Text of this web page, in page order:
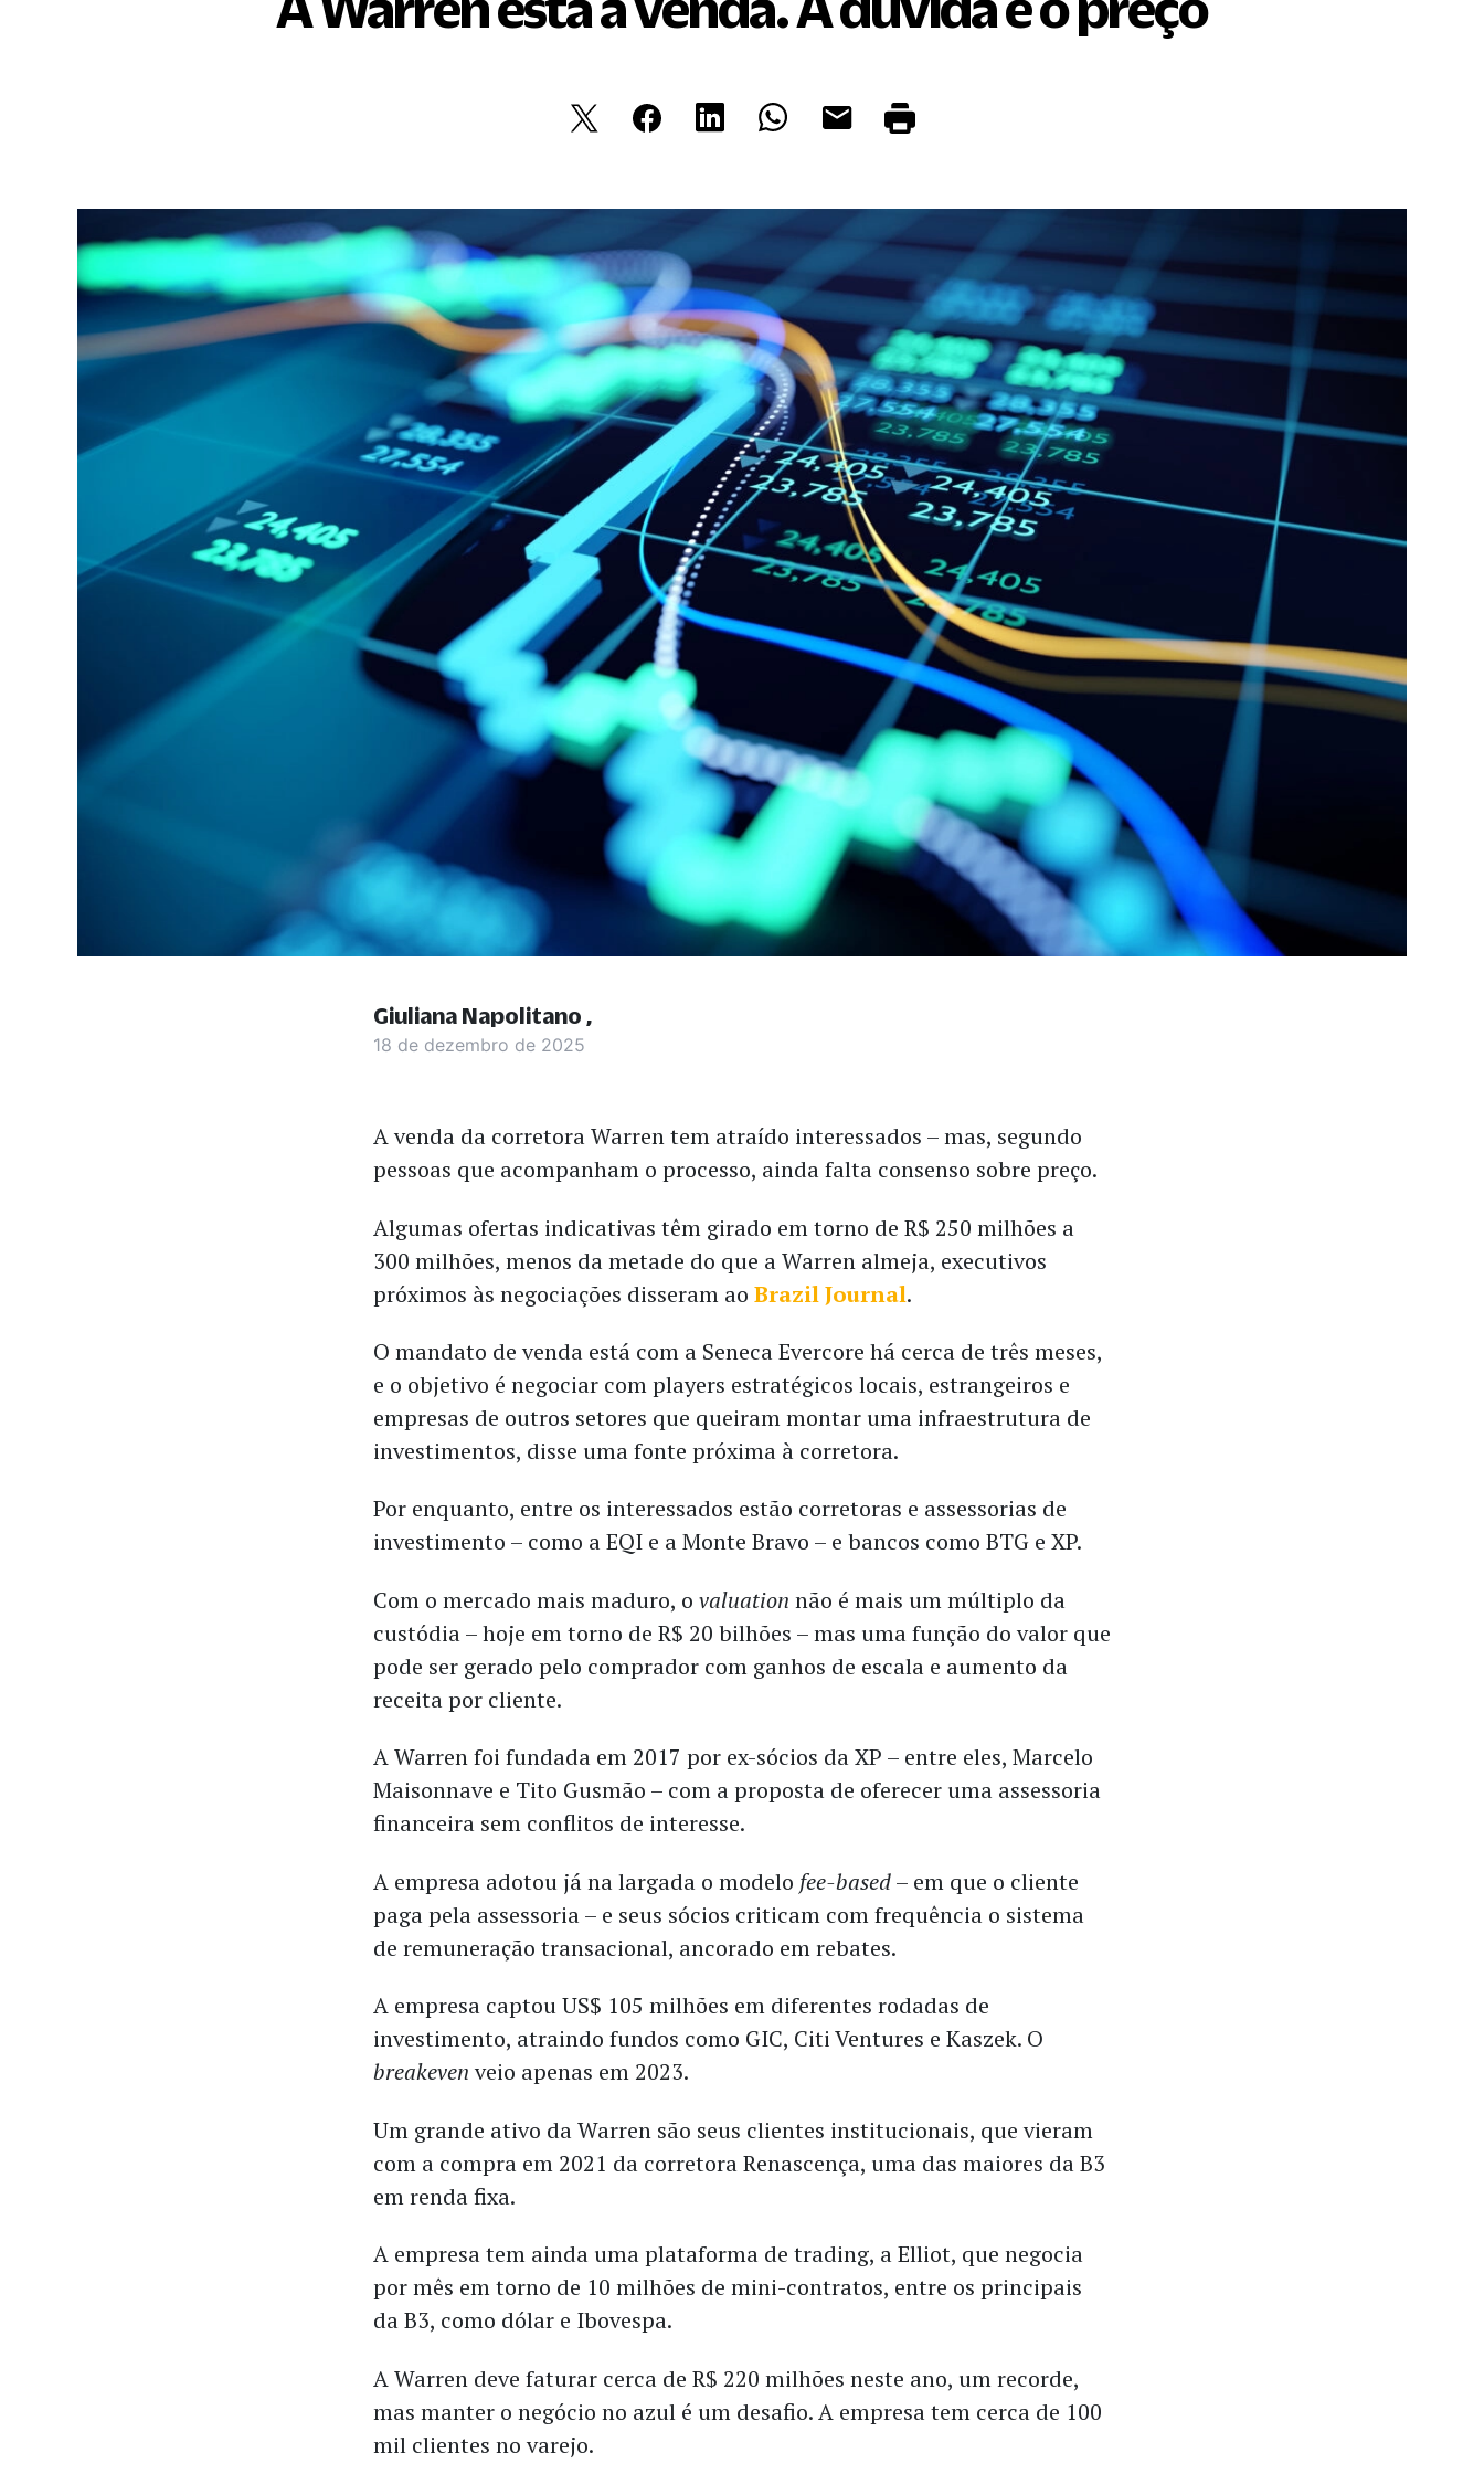
18 de dezembro de 2025
A venda da corretora Warren tem atraído interessados – mas, segundo
pessoas que acompanham o processo, ainda falta consenso sobre preço.
Algumas ofertas indicativas têm girado em torno de R$ 250 milhões a
300 milhões, menos da metade do que a Warren almeja, executivos
próximos às negociações disseram ao Brazil Journal.
O mandato de venda está com a Seneca Evercore há cerca de três meses,
e o objetivo é negociar com players estratégicos locais, estrangeiros e
empresas de outros setores que queiram montar uma infraestrutura de
investimentos, disse uma fonte próxima à corretora.
Por enquanto, entre os interessados estão corretoras e assessorias de
investimento – como a EQI e a Monte Bravo – e bancos como BTG e XP.
Com o mercado mais maduro, o valuation não é mais um múltiplo da
custódia – hoje em torno de R$ 20 bilhões – mas uma função do valor que
pode ser gerado pelo comprador com ganhos de escala e aumento da
receita por cliente.
A Warren foi fundada em 2017 por ex-sócios da XP – entre eles, Marcelo
Maisonnave e Tito Gusmão – com a proposta de oferecer uma assessoria
financeira sem conflitos de interesse.
A empresa adotou já na largada o modelo fee-based– em que o cliente
paga pela assessoria – e seus sócios criticam com frequência o sistema
de remuneração transacional, ancorado em rebates.
A empresa captou US$ 105 milhões em diferentes rodadas de
investimento, atraindo fundos como GIC, Citi Ventures e Kaszek. O
breakevenveio apenas em 2023.
Um grande ativo da Warren são seus clientes institucionais, que vieram
com a compra em 2021 da corretora Renascença, uma das maiores da B3
em renda fixa.
A empresa tem ainda uma plataforma de trading, a Elliot, que negocia
por mês em torno de 10 milhões de mini-contratos, entre os principais
da B3, como dólar e Ibovespa.
A Warren deve faturar cerca de R$ 220 milhões neste ano, um recorde,
mas manter o negócio no azul é um desafio. A empresa tem cerca de 100
mil clientes no varejo.
Giuliana Napolitano